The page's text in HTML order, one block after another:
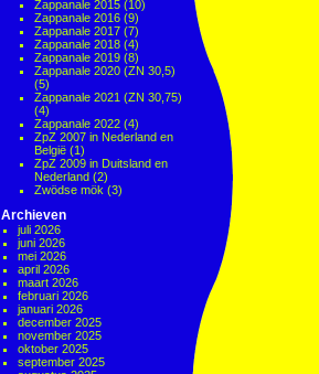
Zappanale 2015 (10)
Zappanale 2016 (9)
Zappanale 2017 (7)
Zappanale 2018 (4)
Zappanale 2019 (8)
Zappanale 2020 (ZN 30,5)
(5)
Zappanale 2021 (ZN 30,75)
(4)
Zappanale 2022 (4)
ZpZ 2007 in Nederland en
België (1)
ZpZ 2009 in Duitsland en
Nederland (2)
Zwödse mök (3)
Archieven
juli 2026
juni 2026
mei 2026
april 2026
maart 2026
februari 2026
januari 2026
december 2025
november 2025
oktober 2025
september 2025